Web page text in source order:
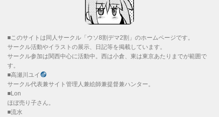
■このサイトは同人サークル「ウソ8割デマ2割」のホームページです。
サークル活動やイラストの展示、日記等を掲載しています。
サークル参加は関西中心に活動中。西は小倉、東は東京あたりまでが範囲で
す。
■高瀬川ユイ
サークル代表兼サイト管理人兼絵師兼提督兼ハンター。
■Lon
ほぼ売り子さん。
■流水